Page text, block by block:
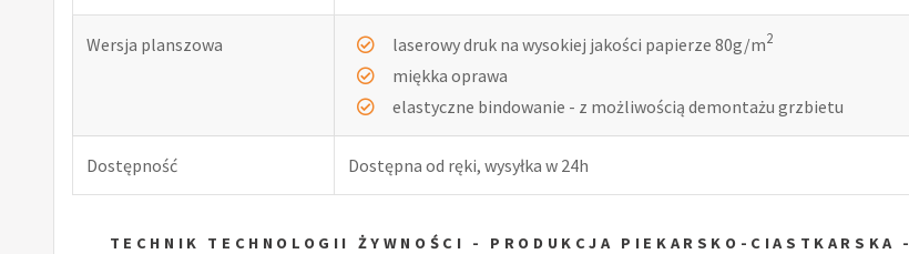
Wersja planszowa laserowy druk na wysokiej jakości papierze 80g/m2
miękka oprawa
elastyczne bindowanie - z możliwością demontażu grzbietu
Dostępność Dostępna od ręki, wysyłka w 24h
TECHNIK TECHNOLOGII ŻYWNOŚCI - PRODUKCJA PIEKARSKO-CIASTKARSKA -